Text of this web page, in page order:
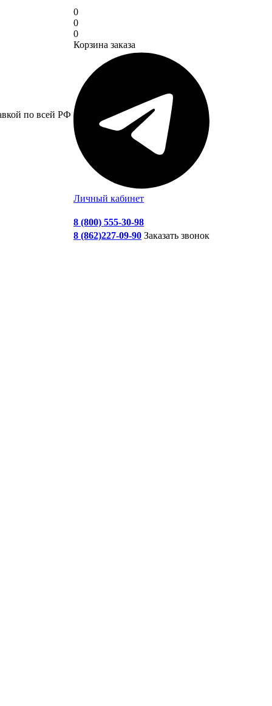
по всей РФ
0
0
0
Корзина заказа
Личный кабинет
8 (800) 555-30-98
8 (862)227-09-90 Заказать звонок